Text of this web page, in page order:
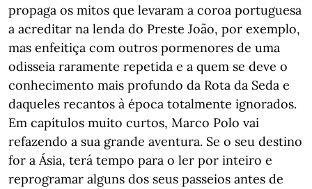
propaga os mitos que levaram a coroa portuguesa
a acreditar na lenda do Preste João, por exemplo,
mas enfeitiça com outros pormenores de uma
odisseia raramente repetida e a quem se deve o
conhecimento mais profundo da Rota da Seda e
daqueles recantos à época totalmente ignorados.
Em capítulos muito curtos, Marco Polo vai
refazendo a sua grande aventura. Se o seu destino
for a Ásia, terá tempo para o ler por inteiro e
reprogramar alguns dos seus passeios antes de